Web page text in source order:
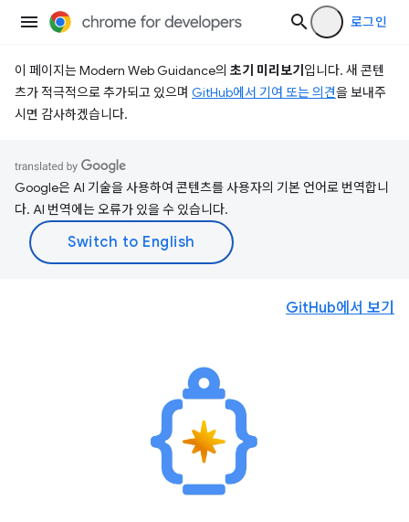
로그인
이 페이지는 Modern Web Guidance의 초기 미리보기 입니다. 새 콘텐
츠가 적극적으로 추가되고 있으며 GitHub에서 기여 또는 의견을 보내주
시면 감사하겠습니다.
Google은 AI 기술을 사용하여 콘텐츠를 사용자의 기본 언어로 번역합니
다. AI 번역에는 오류가 있을 수 있습니다.
GitHub에서 보기